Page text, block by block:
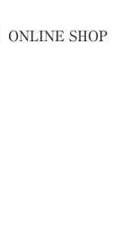
ONLINE SHOP